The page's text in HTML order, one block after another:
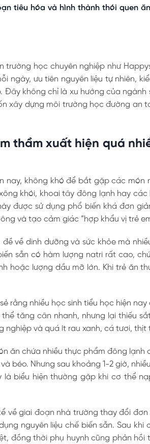
tiêu hóa và hình thành thói quen
trường học chuyên nghiệp như
ngày, ưu tiên nguyên liệu tự nhiên,
không chỉ là xu hướng của ngành
xây dựng môi trường học đường an
thầm xuất hiện quá
nay, không khó để bắt gặp các món
khói, khoai tây đông lạnh hay các
được sử dụng phổ biến khá đơn
và tạo cảm giác “hợp khẩu vị trẻ
về dinh dưỡng và sức khỏe mà
sẵn có hàm lượng natri rất cao,
hoặc lượng dầu mỡ lớn. Khi trẻ ăn
rằng nhiều học sinh tiểu học hiện nay
tăng cân nhanh, nhưng lại thiếu
nghiệp và quá ít rau xanh, cá tươi, thịt
ăn chứa nhiều thực phẩm đông lạnh
béo. Nhưng sau khoảng 1-2 giờ,
biểu hiện thường gặp khi cơ thể
về giai đoạn nhà trường thay đổi
nguyên liệu chế biến sẵn. Sau khi
đồng thời phụ huynh cũng phản hồi